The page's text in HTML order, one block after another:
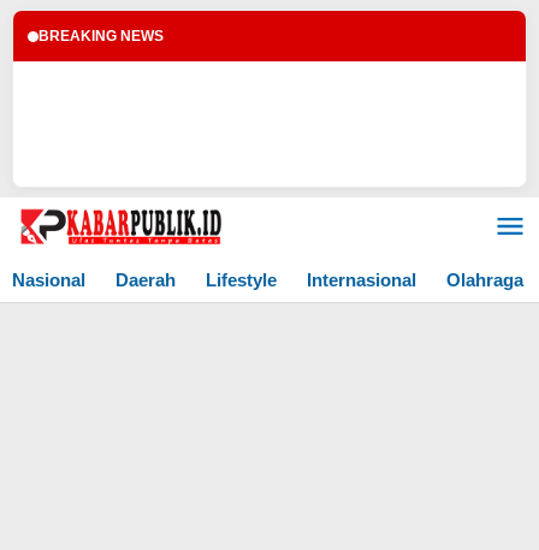
BREAKING NEWS
Lewati
Nasional
Daerah Lifestyle Internasional Olahraga